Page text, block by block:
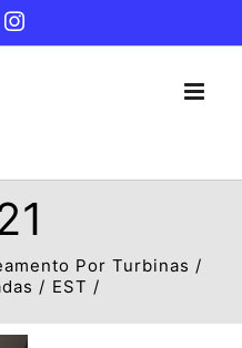
Por Turbinas
EST